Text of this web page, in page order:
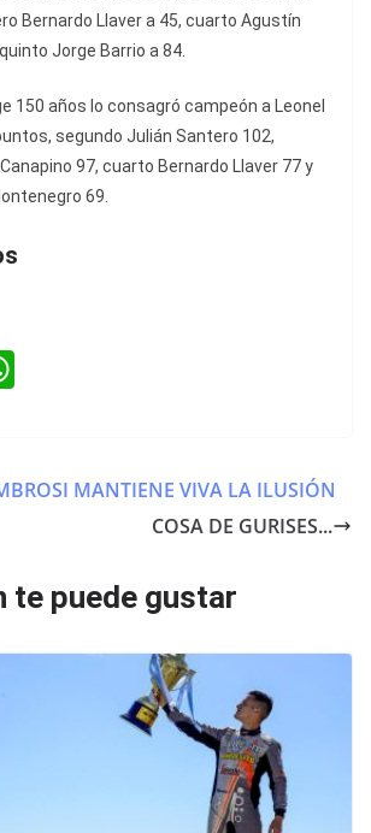
Bernardo Llaver a 45, cuarto Agustín
Jorge Barrio a 84.
150 años lo consagró campeón a Leonel
segundo Julián Santero 102,
97, cuarto Bernardo Llaver 77 y
69.
s
p
MANTIENE VIVA LA ILUSIÓN
COSA DE GURISES...
te puede gustar